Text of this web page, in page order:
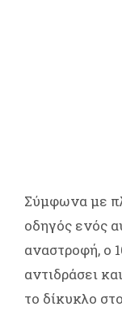
Σύμφωνα με
οδηγός ενός
αναστροφή, ο
αντιδράσει
το δίκυκλο